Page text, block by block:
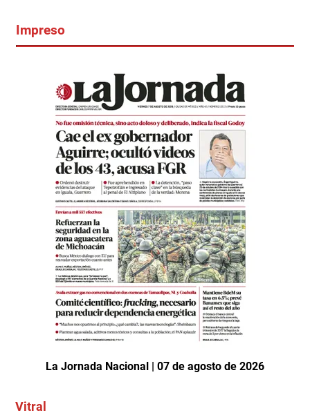
Impreso
La Jornada Nacional | 07 de agosto de 2026
Vitral